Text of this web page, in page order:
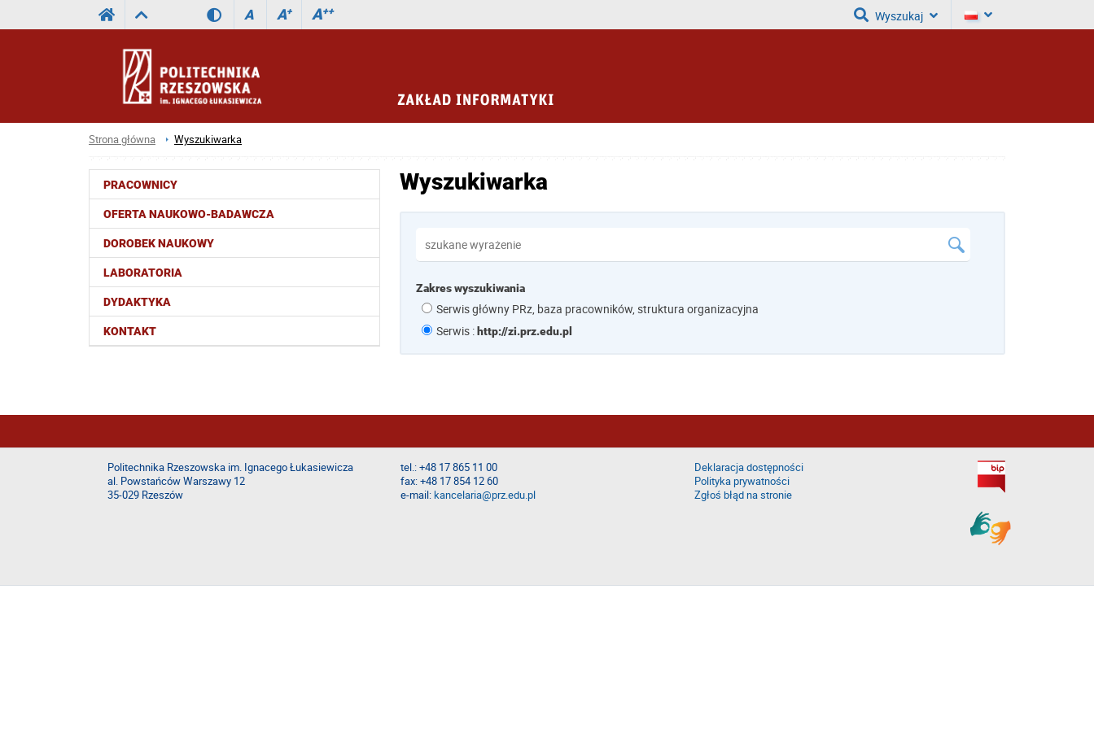
A A+ A++ Wyszukaj
Strona główna Wyszukiwarka
PRACOWNICY
OFERTA NAUKOWO-BADAWCZA
DOROBEK NAUKOWY
LABORATORIA
DYDAKTYKA
KONTAKT
Wyszukiwarka
Zakres wyszukiwania
Serwis główny PRz, baza pracowników, struktura organizacyjna
Serwis : http://zi.prz.edu.pl
Politechnika Rzeszowska im. Ignacego Łukasiewicza
al. Powstańców Warszawy 12
35-029 Rzeszów
tel.: +48 17 865 11 00
fax: +48 17 854 12 60
e-mail:kancelaria@prz.edu.pl
Deklaracja dostępności
Polityka prywatności
Zgłoś błąd na stronie